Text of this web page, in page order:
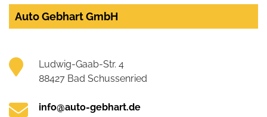
Auto Gebhart GmbH
Ludwig-Gaab-Str. 4
88427 Bad Schussenried
info@auto-gebhart.de